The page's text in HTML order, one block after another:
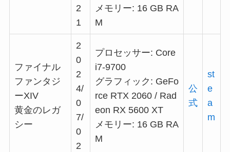
2
1
メモリー: 16 GB RA
M
ファイナル
ファンタジ
ーXIV
黄金のレガ
シー
2
0
2
4/
0
7/
0
2
プロセッサー: Core
i7-9700
グラフィック: GeFo
rce RTX 2060 / Rad
eon RX 5600 XT
メモリー: 16 GB RA
M
公
式
st
e
a
m